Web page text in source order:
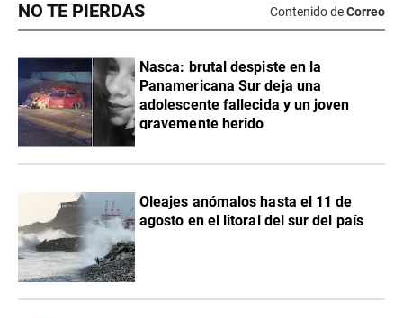
NO TE PIERDAS Contenido deCorreo
Nasca: brutal despiste en la
Panamericana Sur deja una
adolescente fallecida y un joven
gravemente herido
Oleajes anómalos hasta el 11 de
agosto en el litoral del sur del país